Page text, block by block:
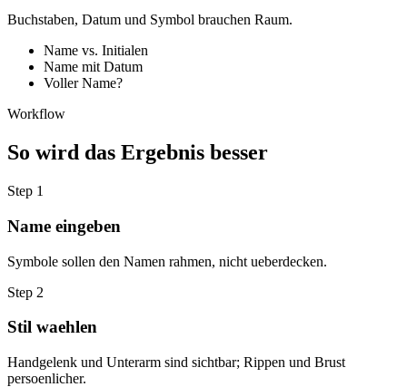
Buchstaben, Datum und Symbol brauchen Raum.
Name vs. Initialen
Name mit Datum
Voller Name?
Workflow
So wird das Ergebnis besser
Step 1
Name eingeben
Symbole sollen den Namen rahmen, nicht ueberdecken.
Step 2
Stil waehlen
Handgelenk und Unterarm sind sichtbar; Rippen und Brust
persoenlicher.